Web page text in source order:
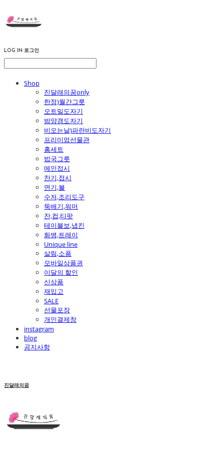
LOG IN 로그인
Shop
진달래의꿈only
한정)월간그릇
오트밀도자기
밤양갱도자기
비오는날)파란비도자기
프리미엄선물관
홈세트
밥국그릇
메인접시
찬기,접시
면기,볼
수저,조리도구
뚝배기,워머
잔,컵,티팟
테이블보,냅킨
화병,트레이
Unique line
살림,소품
모바일상품권
이달의 할인
신상품
재입고
SALE
선물포장
개인결제창
instagram
blog
공지사항
진달래의꿈